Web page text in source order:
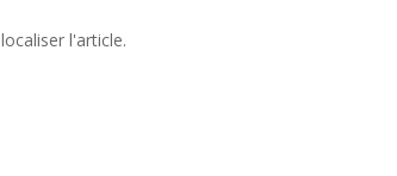
l'article.